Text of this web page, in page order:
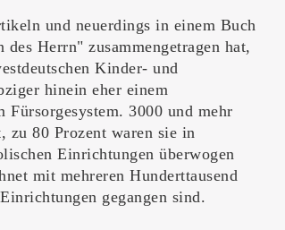
und neuerdings in einem Buch
des Herrn" zusammengetragen hat,
Kinder- und
hinein eher einem
3000 und mehr
zu 80 Prozent waren sie in
Einrichtungen überwogen
mit mehreren Hunderttausend
gegangen sind.